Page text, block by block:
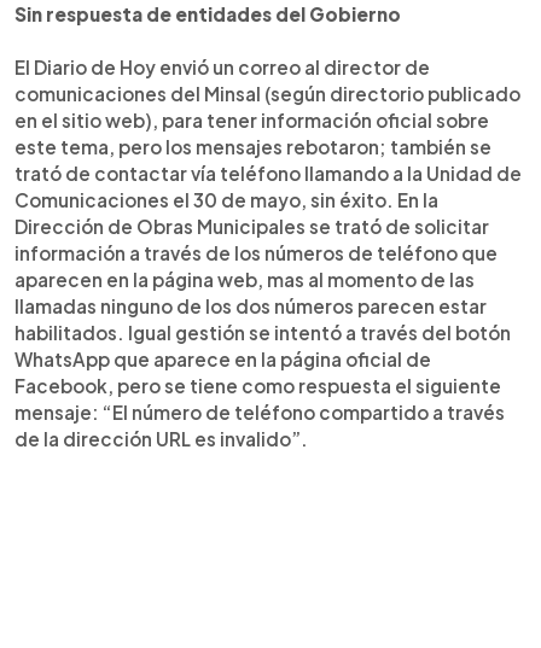
Sin respuesta de entidades del Gobierno
El Diario de Hoy envió un correo al director de
comunicaciones del Minsal (según directorio publicado
en el sitio web), para tener información oficial sobre
este tema, pero los mensajes rebotaron; también se
trató de contactar vía teléfono llamando a la Unidad de
Comunicaciones el 30 de mayo, sin éxito. En la
Dirección de Obras Municipales se trató de solicitar
información a través de los números de teléfono que
aparecen en la página web, mas al momento de las
llamadas ninguno de los dos números parecen estar
habilitados. Igual gestión se intentó a través del botón
WhatsApp que aparece en la página oficial de
Facebook, pero se tiene como respuesta el siguiente
mensaje: “El número de teléfono compartido a través
de la dirección URL es invalido”.